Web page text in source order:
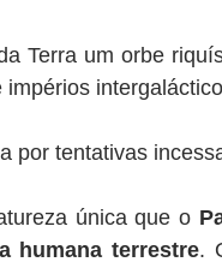
Terra um orbe
por tentativas
única que o
humana terrestre.